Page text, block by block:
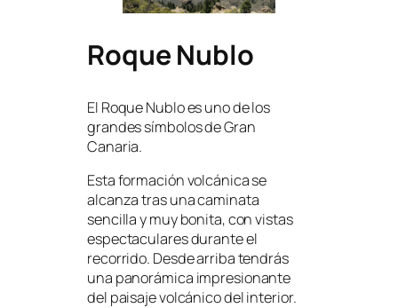
Roque Nublo
El Roque Nublo es uno de los
grandes símbolos de Gran
Canaria.
Esta formación volcánica se
alcanza tras una caminata
sencilla y muy bonita, con vistas
espectaculares durante el
recorrido. Desde arriba tendrás
una panorámica impresionante
del paisaje volcánico del interior.